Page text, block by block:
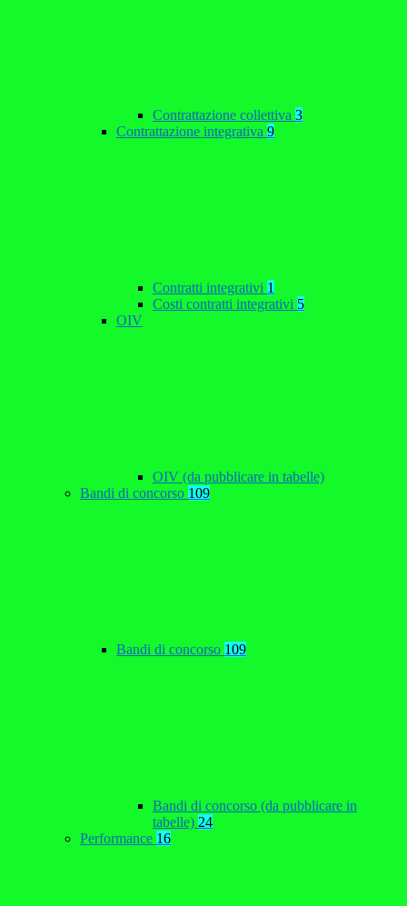
Contrattazione collettiva 3
Contrattazione integrativa 9
Contratti integrativi 1
Costi contratti integrativi 5
OIV
OIV (da pubblicare in tabelle)
Bandi di concorso 109
Bandi di concorso 109
Bandi di concorso (da pubblicare in
tabelle) 24
Performance 16